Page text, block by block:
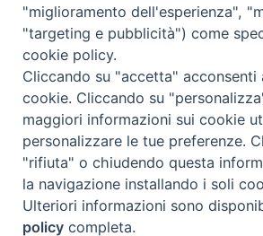
di
Diocesi di Como | piazza
"miglioramento dell'esperienza",
"targeting e pubblicità") come
cookie policy.
Cliccando su "accetta" acconsenti
cookie. Cliccando su
maggiori informazioni sui cookie
personalizzare le tue preferenze.
"rifiuta" o chiudendo questa
la navigazione installando i soli
Ulteriori informazioni sono
policy completa.